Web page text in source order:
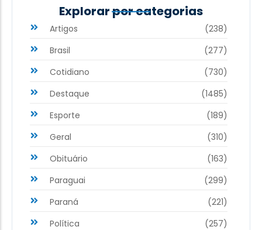
Explorar por categorias
Artigos
(238)
Brasil
(277)
Cotidiano
(730)
Destaque
(1485)
Esporte
(189)
Geral
(310)
Obituário
(163)
Paraguai
(299)
Paraná
(221)
Política
(257)